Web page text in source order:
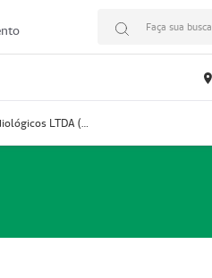
Faça sua
Prestador Decordis Exames Cardiológicos LTDA (51004347-4)